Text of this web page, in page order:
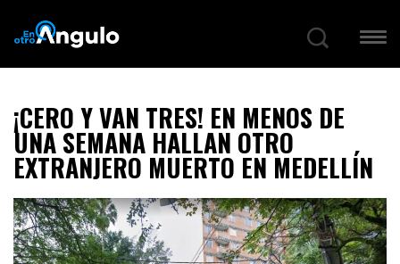
¡CERO Y VAN TRES! EN MENOS DE
UNA SEMANA HALLAN OTRO
EXTRANJERO MUERTO EN MEDELLÍN